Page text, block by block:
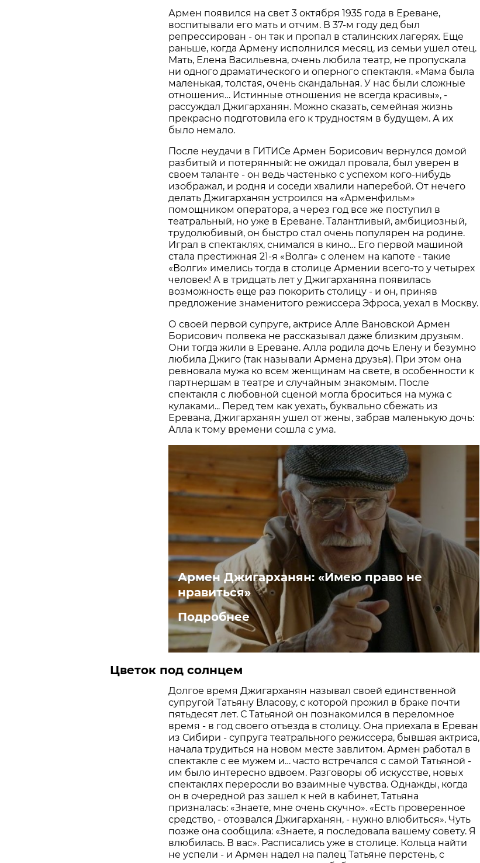
Армен появился на свет 3 октября 1935 года в Ереване,
воспитывали его мать и отчим. В 37-м году дед был
репрессирован - он так и пропал в сталинских лагерях. Еще
раньше, когда Армену исполнился месяц, из семьи ушел отец.
Мать, Елена Васильевна, очень любила театр, не пропускала
ни одного драматического и оперного спектакля. «Мама была
маленькая, толстая, очень скандальная. У нас были сложные
отношения… Истинные отношения не всегда красивы», -
рассуждал Джигарханян. Можно сказать, семейная жизнь
прекрасно подготовила его к трудностям в будущем. А их
было немало.
После неудачи в ГИТИСе Армен Борисович вернулся домой
разбитый и потерянный: не ожидал провала, был уверен в
своем таланте - он ведь частенько с успехом кого-нибудь
изображал, и родня и соседи хвалили наперебой. От нечего
делать Джигарханян устроился на «Арменфильм»
помощником оператора, а через год все же поступил в
театральный, но уже в Ереване. Талантливый, амбициозный,
трудолюбивый, он быстро стал очень популярен на родине.
Играл в спектаклях, снимался в кино… Его первой машиной
стала престижная 21-я «Волга» с оленем на капоте - такие
«Волги» имелись тогда в столице Армении всего-то у четырех
человек! А в тридцать лет у Джигарханяна появилась
возможность еще раз покорить столицу - и он, приняв
предложение знаменитого режиссера Эфроса, уехал в Москву.
О своей первой супруге, актрисе Алле Вановской Армен
Борисович полвека не рассказывал даже близким друзьям.
Они тогда жили в Ереване. Алла родила дочь Елену и безумно
любила Джиго (так называли Армена друзья). При этом она
ревновала мужа ко всем женщинам на свете, в особенности к
партнершам в театре и случайным знакомым. После
спектакля с любовной сценой могла броситься на мужа с
кулаками... Перед тем как уехать, буквально сбежать из
Еревана, Джигарханян ушел от жены, забрав маленькую дочь:
Алла к тому времени сошла с ума.
Армен Джигарханян: «Имею право не
нравиться»
Подробнее
Цветок под солнцем
Долгое время Джигарханян называл своей единственной
супругой Татьяну Власову, с которой прожил в браке почти
пятьдесят лет. С Татьяной он познакомился в переломное
время - в год своего отъезда в столицу. Она приехала в Ереван
из Сибири - супруга театрального режиссера, бывшая актриса,
начала трудиться на новом месте завлитом. Армен работал в
спектакле с ее мужем и… часто встречался с самой Татьяной -
им было интересно вдвоем. Разговоры об искусстве, новых
спектаклях переросли во взаимные чувства. Однажды, когда
он в очередной раз зашел к ней в кабинет, Татьяна
призналась: «Знаете, мне очень скучно». «Есть проверенное
средство, - отозвался Джигарханян, - нужно влюбиться». Чуть
позже она сообщила: «Знаете, я последовала вашему совету. Я
влюбилась. В вас». Расписались уже в столице. Кольца найти
не успели - и Армен надел на палец Татьяне перстень, с